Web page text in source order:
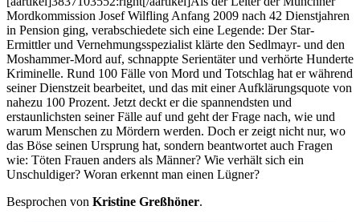
Mordkommission Josef Wilfling Anfang 2009 nach 42 Dienstjahren
in Pension ging, verabschiedete sich eine Legende: Der Star-
Ermittler und Vernehmungsspezialist klärte den Sedlmayr- und den
Moshammer-Mord auf, schnappte Serientäter und verhörte Hunderte
Kriminelle. Rund 100 Fälle von Mord und Totschlag hat er während
seiner Dienstzeit bearbeitet, und das mit einer Aufklärungsquote von
nahezu 100 Prozent. Jetzt deckt er die spannendsten und
erstaunlichsten seiner Fälle auf und geht der Frage nach, wie und
warum Menschen zu Mördern werden. Doch er zeigt nicht nur, wo
das Böse seinen Ursprung hat, sondern beantwortet auch Fragen
wie: Töten Frauen anders als Männer? Wie verhält sich ein
Unschuldiger? Woran erkennt man einen Lügner?
Besprochen von Kristine Greßhöner.